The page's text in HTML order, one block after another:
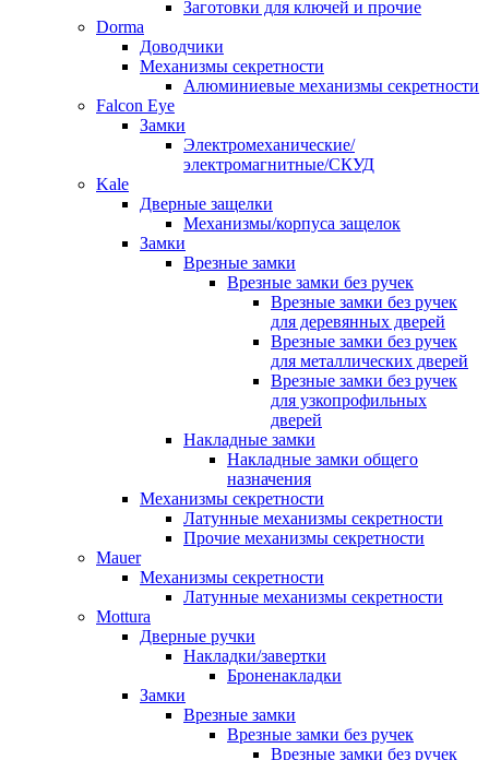
Заготовки для ключей и прочие
Dorma
Доводчики
Механизмы секретности
Алюминиевые механизмы секретности
Falcon Eye
Замки
Электромеханические/
электромагнитные/СКУД
Kale
Дверные защелки
Механизмы/корпуса защелок
Замки
Врезные замки
Врезные замки без ручек
Врезные замки без ручек
для деревянных дверей
Врезные замки без ручек
для металлических дверей
Врезные замки без ручек
для узкопрофильных
дверей
Накладные замки
Накладные замки общего
назначения
Механизмы секретности
Латунные механизмы секретности
Прочие механизмы секретности
Mauer
Механизмы секретности
Латунные механизмы секретности
Mottura
Дверные ручки
Накладки/завертки
Броненакладки
Замки
Врезные замки
Врезные замки без ручек
Врезные замки без ручек